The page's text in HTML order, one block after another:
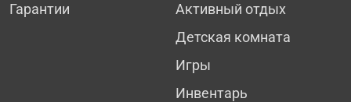
Гарантии
Активный отдых
Детская комната
Игры
Инвентарь